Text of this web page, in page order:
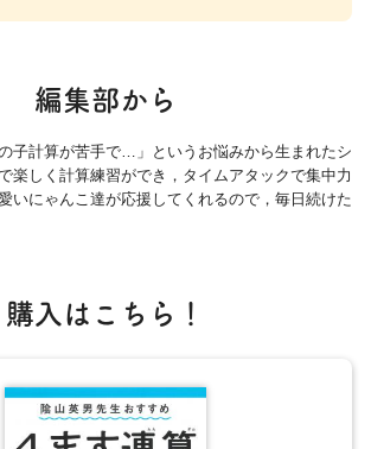
、分数÷分数 p.27
数の復習
算 p.28
の計算 p.30
数の計算 p.32
係 p.34
数のしくみ p.37
る計算① p.38
る計算② p.40
編集部から
子計算が苦手で…」というお悩みから生まれたシ
楽しく計算練習ができ，タイムアタックで集中力
いにゃんこ達が応援してくれるので，毎日続けた
購入はこちら！